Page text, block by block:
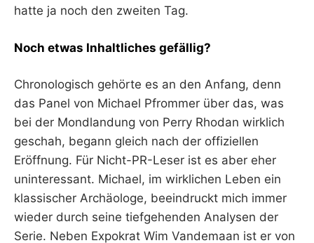
hatte ja noch den zweiten Tag.
Noch etwas Inhaltliches gefällig?
Chronologisch gehörte es an den Anfang, denn
das Panel von Michael Pfrommer über das, was
bei der Mondlandung von Perry Rhodan wirklich
geschah, begann gleich nach der offiziellen
Eröffnung. Für Nicht-PR-Leser ist es aber eher
uninteressant. Michael, im wirklichen Leben ein
klassischer Archäologe, beeindruckt mich immer
wieder durch seine tiefgehenden Analysen der
Serie. Neben Expokrat Wim Vandemaan ist er von